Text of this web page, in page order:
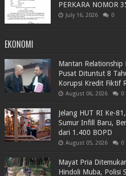
PERKARA NOMOR
July 16, 2026 0
EKONOMI
Mantan Relationship
Pusat Dituntut 8
Korupsi Kredit Fiktif
August 06, 2026 0
Jelang HUT RI Ke-
Sumur Infill Baru,
dari 1.400 BOPD
August 05, 2026 0
Mayat Pria
Hindoli Muba, Polisi